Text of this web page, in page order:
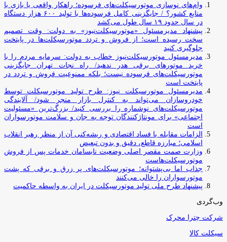
وام‌های نوسازی موتورسیکلت‌های فرسوده؛ راهکار واقعی یا بازی با
منابع کشور؟ / جایگزینی کامل فرسوده‌ها با تولید ۶۰۰ هزار دستگاه
در سال حدود ۱۹ سال طول می‌کشد
پیشنهاد مدیرمسئول «موتورسیکلت‌نیوز» به دولت: وقت تصمیم
سخت رسیده است؛ از فروش و تردد موتورسیکلت‌ها در پایتخت
جلوگیری کنید
مدیرمسئول موتورسیکلت‌نیوز خطاب به دولت: سرمایه مردم را با
خرید موتورهای برقی هدر ندهید/ راه نجات تهران جایگزینی
موتورسیکلت‌های فرسوده نیست؛ بلکه ممنوعیت فروش و تردد در
پایتخت است
مدیرمسئول موتورسیکلت نیوز: طرح تولید موتورسیکلت توسط
خودروسازان می‌تواند به کنترل بازار منجر شود/ آلایندگی
موتورسیکلت‌های نوشماره را بررسی کنید/ بزرگ‌ترین «مسئولیت
اجتماعی» برای مونتاژکنندگان توجه به جان و سلامت موتورسواران
است
الزامات مقابله با فساد اقتصادی و ریشه‌کنی آن از منظر رهبر انقلاب
اسلامی؛ مبارزه قاطع، دقیق و بدون تبعیض
وزارت صمت مقصر اصلی وضعیت نابسامان خدمات پس از فروش
موتورسیکلت‌هاست
جذاب اما بی‌پشتوانه؛ موتورسیکلت‌های پر زرق‌ و برقی که پشت
موتورسواران را خالی می‌کنند
پیشنهاد طرح ملی تولید موتورسیکلت در ایران به واسطه حاکمیت
وب‌گردی
شرکت چترا محرک
سیکلت کالا